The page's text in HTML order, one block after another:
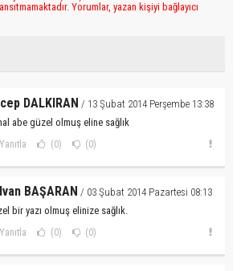
Yorumlar, yazan kişiyi bağlayıcı
DALKIRAN / 13 Şubat 2014 Perşembe 13:38
abe güzel olmuş eline sağlık
Yanıtla (0) (0)
BAŞARAN / 03 Şubat 2014 Pazartesi 08:13
bir yazı olmuş elinize sağlık.
Yanıtla (0) (0)